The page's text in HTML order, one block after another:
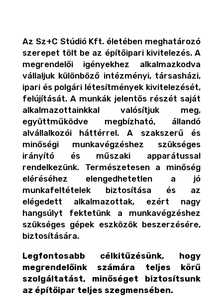
Az Sz+C Stúdió Kft. életében meghatározó
szerepet tölt be az építőipari kivitelezés. A
megrendelői igényekhez alkalmazkodva
vállaljuk különböző intézményi, társasházi,
ipari és polgári létesítmények kivitelezését,
felújítását. A munkák jelentős részét saját
alkalmazottainkkal valósítjuk meg,
együttműködve megbízható, állandó
alvállalkozói háttérrel. A szakszerű és
minőségi munkavégzéshez szükséges
irányító és műszaki apparátussal
rendelkezünk. Természetesen a minőség
eléréséhez elengedhetetlen a jó
munkafeltételek biztosítása és az
elégedett alkalmazottak, ezért nagy
hangsúlyt fektetünk a munkavégzéshez
szükséges gépek eszközök beszerzésére,
biztosítására.
Legfontosabb célkitűzésünk, hogy
megrendelőink számára teljes körű
szolgáltatást, minőséget biztosítsunk
az építőipar teljes szegmensében.